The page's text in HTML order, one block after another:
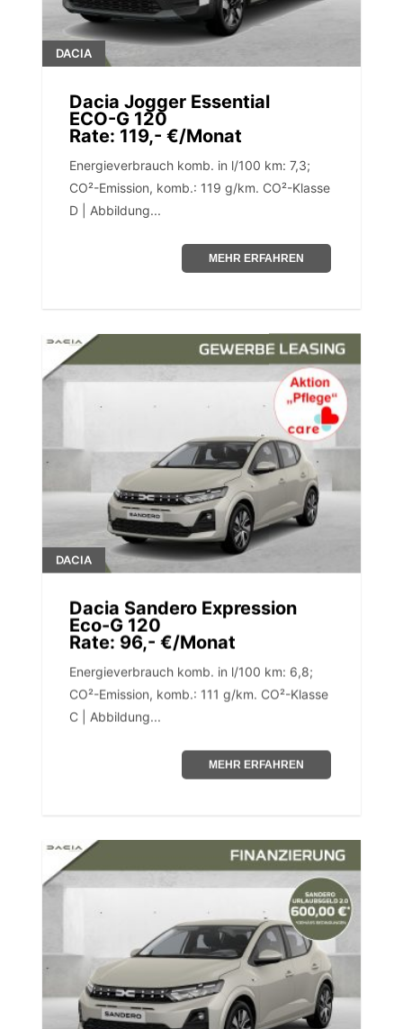
DACIA
Dacia Jogger Essential
ECO-G 120
Rate: 119,- €/Monat
Energieverbrauch komb. in l/100 km: 7,3;
CO²-Emission, komb.: 119 g/km. CO²-Klasse
D | Abbildung...
MEHR ERFAHREN
DACIA
Dacia Sandero Expression
Eco-G 120
Rate: 96,- €/Monat
Energieverbrauch komb. in l/100 km: 6,8;
CO²-Emission, komb.: 111 g/km. CO²-Klasse
C | Abbildung...
MEHR ERFAHREN